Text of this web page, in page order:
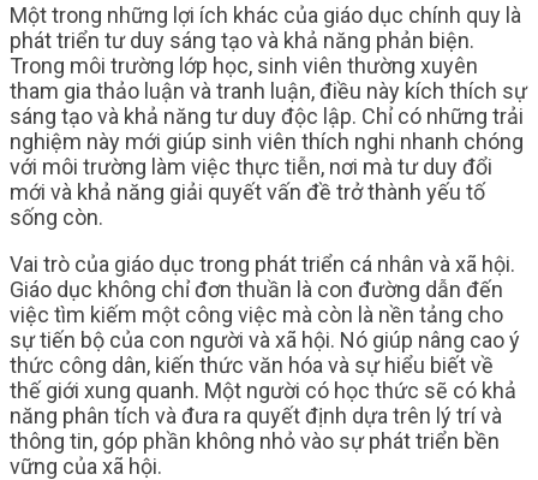
Một trong những lợi ích khác của giáo dục chính quy là
phát triển tư duy sáng tạo và khả năng phản biện.
Trong môi trường lớp học, sinh viên thường xuyên
tham gia thảo luận và tranh luận, điều này kích thích sự
sáng tạo và khả năng tư duy độc lập. Chỉ có những trải
nghiệm này mới giúp sinh viên thích nghi nhanh chóng
với môi trường làm việc thực tiễn, nơi mà tư duy đổi
mới và khả năng giải quyết vấn đề trở thành yếu tố
sống còn.
Vai trò của giáo dục trong phát triển cá nhân và xã hội.
Giáo dục không chỉ đơn thuần là con đường dẫn đến
việc tìm kiếm một công việc mà còn là nền tảng cho
sự tiến bộ của con người và xã hội. Nó giúp nâng cao ý
thức công dân, kiến thức văn hóa và sự hiểu biết về
thế giới xung quanh. Một người có học thức sẽ có khả
năng phân tích và đưa ra quyết định dựa trên lý trí và
thông tin, góp phần không nhỏ vào sự phát triển bền
vững của xã hội.